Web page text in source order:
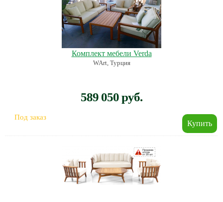
Комплект мебели Verda
WArt, Турция
589 050 руб.
Под заказ